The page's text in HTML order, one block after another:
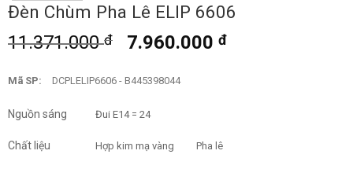
Đèn Chùm Pha Lê ELIP 6606
11.371.000đ 7.960.000đ
Mã SP: DCPLELIP6606 - B445398044
Nguồn sáng Đui E14 = 24
Chất liệu Hợp kim mạ vàng Pha lê